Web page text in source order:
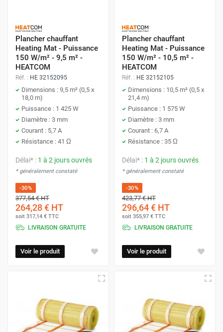
Plancher chauffant
Heating Mat - Puissance
150 W/m² - 9,5 m² -
HEATCOM
Réf. : HE 32152095
Dimensions : 9,5 m² (0,5 x
18,0 m)
Puissance : 1 425 W
Diamètre : 3 mm
Courant : 5,7 A
Résistance : 41 Ω
Délai* : 1 à 2 jours ouvrés
* généralement constaté
-30%
377,54 €HT
264,28 € HT
soit 317,14 € TTC
LIVRAISON GRATUITE
Voir le produit
Plancher chauffant
Heating Mat - Puissance
150 W/m² - 10,5 m² -
HEATCOM
Réf. : HE 32152105
Dimensions : 10,5 m² (0,5 x
21,4 m)
Puissance : 1 575 W
Diamètre : 3 mm
Courant : 6,7 A
Résistance : 35 Ω
Délai* : 1 à 2 jours ouvrés
* généralement constaté
-30%
423,77 €HT
296,64 € HT
soit 355,97 € TTC
LIVRAISON GRATUITE
Voir le produit